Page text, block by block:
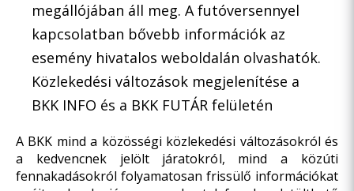
megállójában áll meg. A futóversennyel
kapcsolatban bővebb információk az
esemény hivatalos weboldalán olvashatók.
Közlekedési változások megjelenítése a
BKK INFO és a BKK FUTÁR felületén
A BKK mind a közösségi közlekedési változásokról és
a kedvencnek jelölt járatokról, mind a közúti
fennakadásokról folyamatosan frissülő információkat